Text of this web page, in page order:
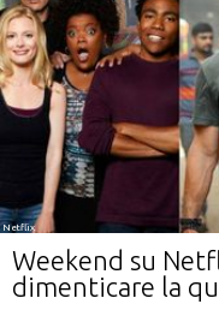
Netflix
Weekend su
dimenticare la